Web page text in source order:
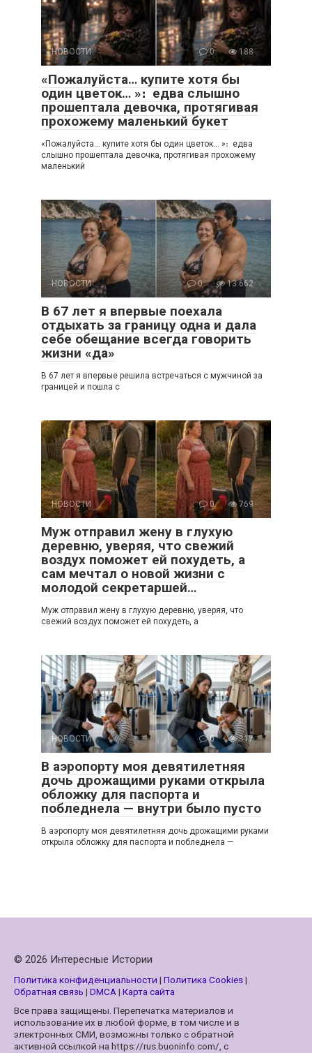
НОВОСТИ 0 188
«Пожалуйста… купите хотя бы
один цветок… »։ едва слышно
прошептала девочка, протягивая
прохожему маленький букет
«Пожалуйста… купите хотя бы один цветок… »։ едва
слышно прошептала девочка, протягивая прохожему
маленький
НОВОСТИ 0 13 662
В 67 лет я впервые поехала
отдыхать за границу одна и дала
себе обещание всегда говорить
жизни «да»
В 67 лет я впервые решила встречаться с мужчиной за
границей и пошла с
НОВОСТИ 0 769
Муж отправил жену в глухую
деревню, уверяя, что свежий
воздух поможет ей похудеть, а
сам мечтал о новой жизни с
молодой секретаршей…
Муж отправил жену в глухую деревню, уверяя, что
свежий воздух поможет ей похудеть, а
НОВОСТИ 0 317
В аэропорту моя девятилетняя
дочь дрожащими руками открыла
обложку для паспорта и
побледнела — внутри было пусто
В аэропорту моя девятилетняя дочь дрожащими руками
открыла обложку для паспорта и побледнела —
© 2026 Интересные Истории
Политика конфиденциальности | Политика Cookies|
Обратная связь | DMCA| Карта сайта
Все права защищены. Перепечатка материалов и
использование их в любой форме, в том числе и в
электронных СМИ, возможны только с обратной
активной ссылкой на https://rus.buoninfo.com/, с